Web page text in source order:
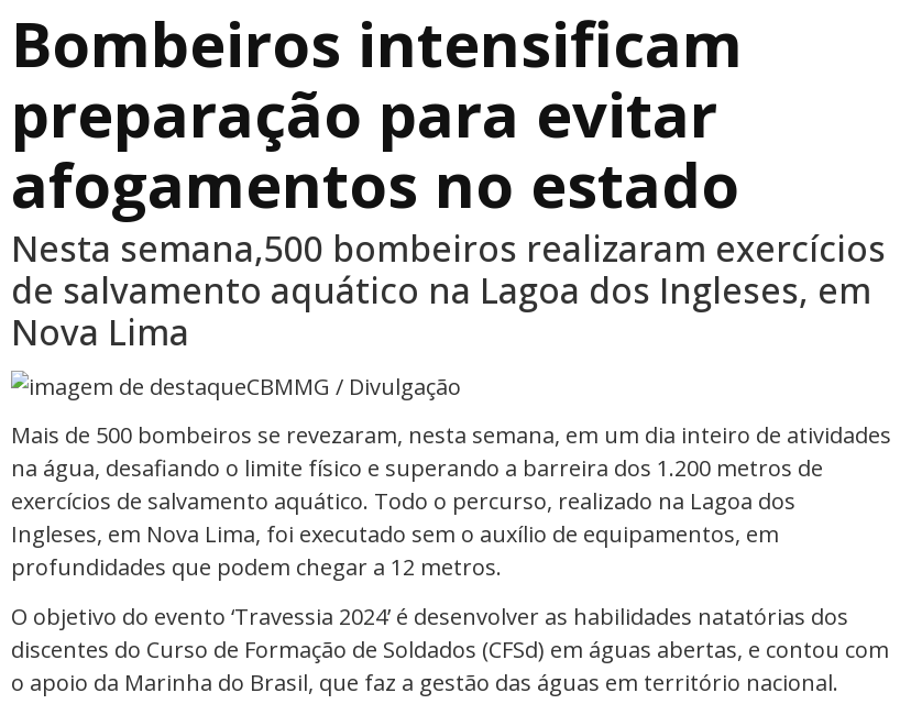
Bombeiros intensificam
preparação para evitar
afogamentos no estado
Nesta semana,500 bombeiros realizaram exercícios
de salvamento aquático na Lagoa dos Ingleses, em
Nova Lima
CBMMG / Divulgação
Mais de 500 bombeiros se revezaram, nesta semana, em um dia inteiro de atividades
na água, desafiando o limite físico e superando a barreira dos 1.200 metros de
exercícios de salvamento aquático. Todo o percurso, realizado na Lagoa dos
Ingleses, em Nova Lima, foi executado sem o auxílio de equipamentos, em
profundidades que podem chegar a 12 metros.
O objetivo do evento ‘Travessia 2024’ é desenvolver as habilidades natatórias dos
discentes do Curso de Formação de Soldados (CFSd) em águas abertas, e contou com
o apoio da Marinha do Brasil, que faz a gestão das águas em território nacional.